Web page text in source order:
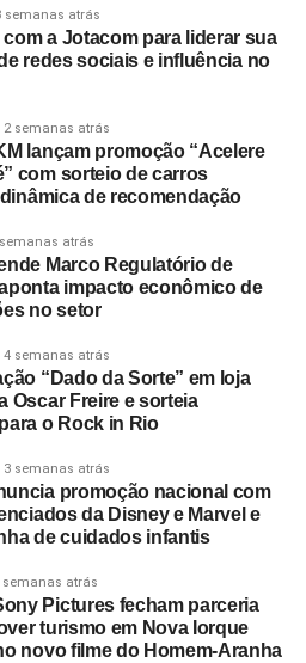
varejistas, fabricantes,
e consultores —
de tendências e na
semanas atrás
com a Jotacom para liderar sua
redes sociais e influência no
2 semanas atrás
lançam promoção “Acelere
com sorteio de carros
de recomendação
atrás
Marco Regulatório de
impacto econômico de
no setor
4 semanas atrás
“Dado da Sorte” em loja
Oscar Freire e sorteia
o Rock in Rio
3 semanas atrás
promoção nacional com
da Disney e Marvel e
de cuidados infantis
semanas atrás
Pictures fecham parceria
turismo em Nova Iorque
novo filme do Homem-Aranha